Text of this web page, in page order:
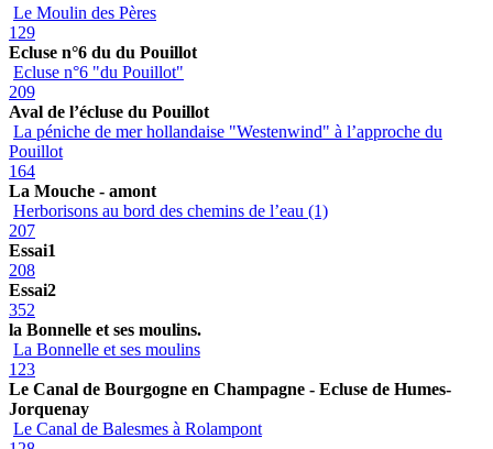
Le Moulin des Pères
129
Ecluse n°6 du du Pouillot
Ecluse n°6 "du Pouillot"
209
Aval de l’écluse du Pouillot
La péniche de mer hollandaise "Westenwind" à l’approche du
Pouillot
164
La Mouche - amont
Herborisons au bord des chemins de l’eau (1)
207
Essai1
208
Essai2
352
la Bonnelle et ses moulins.
La Bonnelle et ses moulins
123
Le Canal de Bourgogne en Champagne - Ecluse de Humes-
Jorquenay
Le Canal de Balesmes à Rolampont